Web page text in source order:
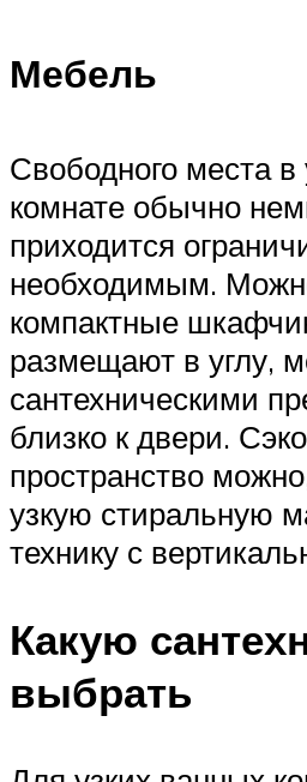
Мебель
Свободного места в
комнате обычно
приходится
необходимым.
компактные
размещают в углу,
сантехническими
близко к двери.
пространство
узкую стиральную
технику с
Какую
выбрать